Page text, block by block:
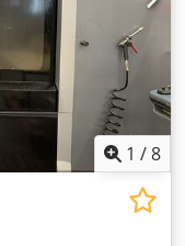
1 /8